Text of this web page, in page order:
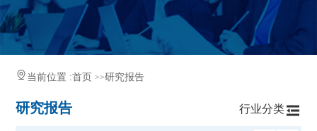
当前位置 :首页>>研究报告
研究报告 行业分类